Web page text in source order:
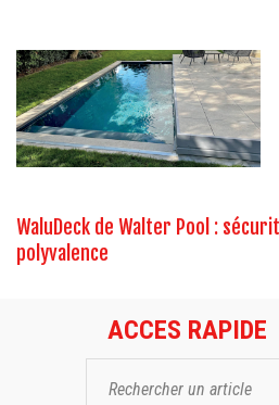
WaluDeck de Walter Pool :
polyvalence
ACCES RAPIDE